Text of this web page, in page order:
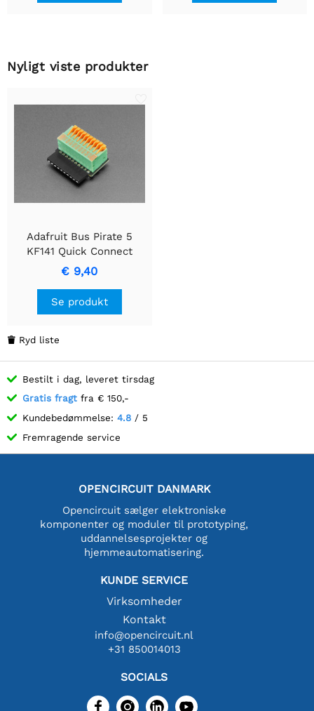
Nyligt viste produkter
Adafruit Bus Pirate 5
KF141 Quick Connect
Adapter - Vinkeladapter
€ 9,40
Se produkt
 Ryd liste
Bestilt i dag, leveret tirsdag
Gratis fragt fra € 150,-
Kundebedømmelse: 4.8 / 5
Fremragende service
OPENCIRCUIT DANMARK
Opencircuit sælger elektroniske
komponenter og moduler til prototyping,
uddannelsesprojekter og
hjemmeautomatisering.
KUNDE SERVICE
Virksomheder
Kontakt
info@opencircuit.nl
+31 850014013
SOCIALS